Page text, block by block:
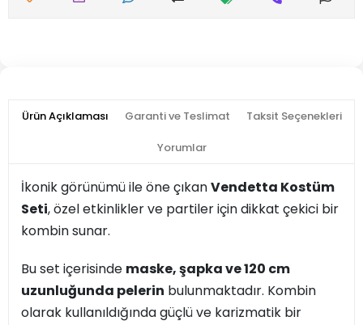
Ürün Açıklaması Garanti ve Teslimat Taksit Seçenekleri
Yorumlar
İkonik görünümü ile öne çıkanVendetta Kostüm
Seti, özel etkinlikler ve partiler için dikkat çekici bir
kombin sunar.
Bu set içerisinde maske, şapka ve 120 cm
uzunluğunda pelerin bulunmaktadır. Kombin
olarak kullanıldığında güçlü ve karizmatik bir